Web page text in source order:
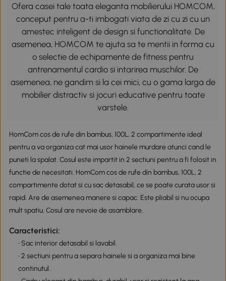
Ofera casei tale toata eleganta mobilierului HOMCOM,
conceput pentru a-ti imbogati viata de zi cu zi cu un
amestec inteligent de design si functionalitate. De
asemenea, HOMCOM te ajuta sa te mentii in forma cu
o selectie de echipamente de fitness pentru
antrenamentul cardio si intarirea muschilor. De
asemenea, ne gandim si la cei mici, cu o gama larga de
mobilier distractiv si jocuri educative pentru toate
varstele.
HomCom cos de rufe din bambus, 100L, 2 compartimente ideal
pentru a va organiza cat mai usor hainele murdare atunci cand le
puneti la spalat. Cosul este impartit in 2 sectiuni pentru a fi folosit in
functie de necesitati. HomCom cos de rufe din bambus, 100L, 2
compartimente dotat si cu sac detasabil, ce se poate curata usor si
rapid. Are de asemenea manere si capac. Este pliabil si nu ocupa
mult spatiu. Cosul are nevoie de asamblare.
Caracteristici:
• Sac interior detasabil si lavabil.
• 2 sectiuni pentru a separa hainele si a organiza mai bine
continutul.